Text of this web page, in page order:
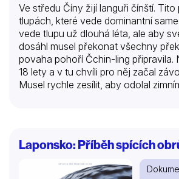
Ve středu Číny žijí languři čínští. Tito
tlupách, které vede dominantní
vede tlupu už dlouhá léta, ale aby
dosáhl musel překonat všechny
povaha pohoří Čchin-ling připravila.
18 lety a v tu chvíli pro něj začal
Musel rychle zesílit, aby odolal
vůdce, ale rodina je semknutá a
pomáhají. Byly to totiž ony, kdo si
Samec si nikdy nevynucuje svou
Laponsko: Příběh spících